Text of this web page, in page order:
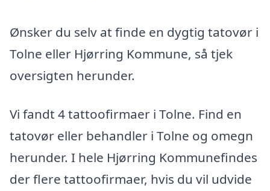
Ønsker du selv at finde en dygtig tatovør i
Tolne eller Hjørring Kommune, så tjek
oversigten herunder.
Vi fandt 4 tattoofirmaer i Tolne. Find en
tatovør eller behandler i Tolne og omegn
herunder. I hele Hjørring Kommunefindes
der flere tattoofirmaer, hvis du vil udvide